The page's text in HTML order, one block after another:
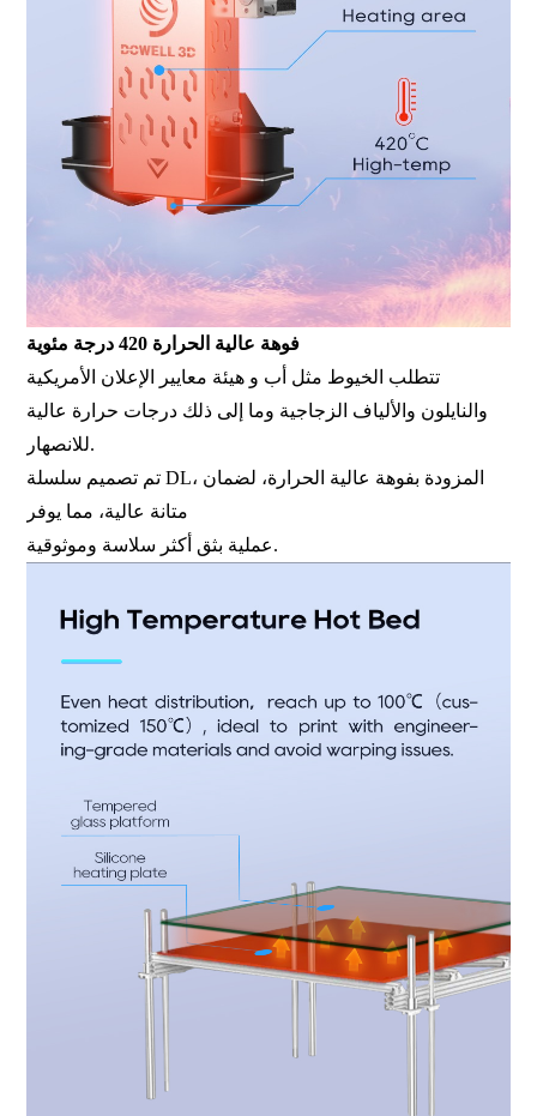
فوهة عالية الحرارة 420 درجة مئوية
تتطلب الخيوط مثل أب و هيئة معايير الإعلان الأمريكية
والنايلون والألياف الزجاجية وما إلى ذلك درجات حرارة عالية
للانصهار.
تم تصميم سلسلة DL، المزودة بفوهة عالية الحرارة، لضمان
عملية بثق أكثر سلاسة وموثوقية.